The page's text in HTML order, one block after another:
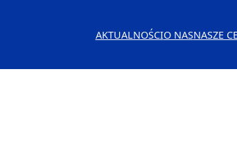
AKTUALNOŚCIO NASNASZE